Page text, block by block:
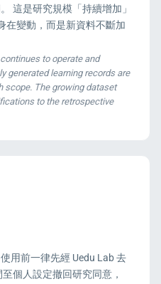
這是研究規模「持續增加」
變動，而是新資料不斷加
to operate and
generated learning records are
scope. The growing dataset
to the retrospective
用前一律先經 Uedu Lab 去
個人設定撤回研究同意，